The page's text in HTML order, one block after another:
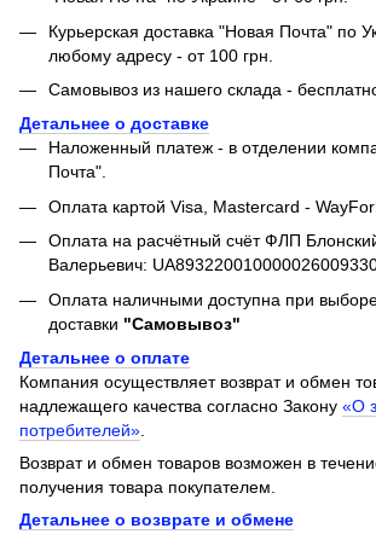
Курьерская доставка "Новая Почта" по
любому адресу - от 100 грн.
Самовывоз из нашего склада -
Детальнее о доставке
Наложенный платеж - в отделении
Почта".
Оплата картой Visa, Mastercard -
Оплата на расчётный счёт ФЛП
Валерьевич:
Оплата наличными доступна при
доставки "Самовывоз"
Детальнее о оплате
Компания осуществляет возврат и обмен
надлежащего качества согласно Закону «О
потребителей»
Возврат и обмен товаров возможен в
получения товара покупателем.
Детальнее о возврате и обмене